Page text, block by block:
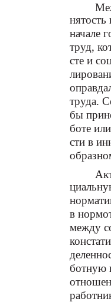
начале
труд,
сте и
труда.
бы
боте
сти в
в
между
ботную